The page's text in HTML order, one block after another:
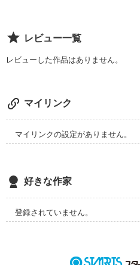
レビュー一覧
レビューした作品はありません。
マイリンク
マイリンクの設定がありません。
好きな作家
登録されていません。